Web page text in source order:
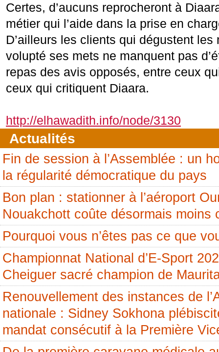
Certes, d’aucuns reprocheront à
métier qui l’aide dans la prise en
D’ailleurs les clients qui dégustent
volupté ses mets ne manquent pas
repas des avis opposés, entre ceux
ceux qui critiquent Diaara.
http://elhawadith.info/node/3130
Actualités
Fin de session à l’Assemblée : un
la régularité démocratique du pays
Bon plan : stationner à l’aéroport
Nouakchott coûte désormais moins
Pourquoi vous n’êtes pas ce que
Championnat National d’E-Sport
Cheiguer sacré champion de
Renouvellement des instances de
nationale : Sidney Sokhona
mandat consécutif à la Première